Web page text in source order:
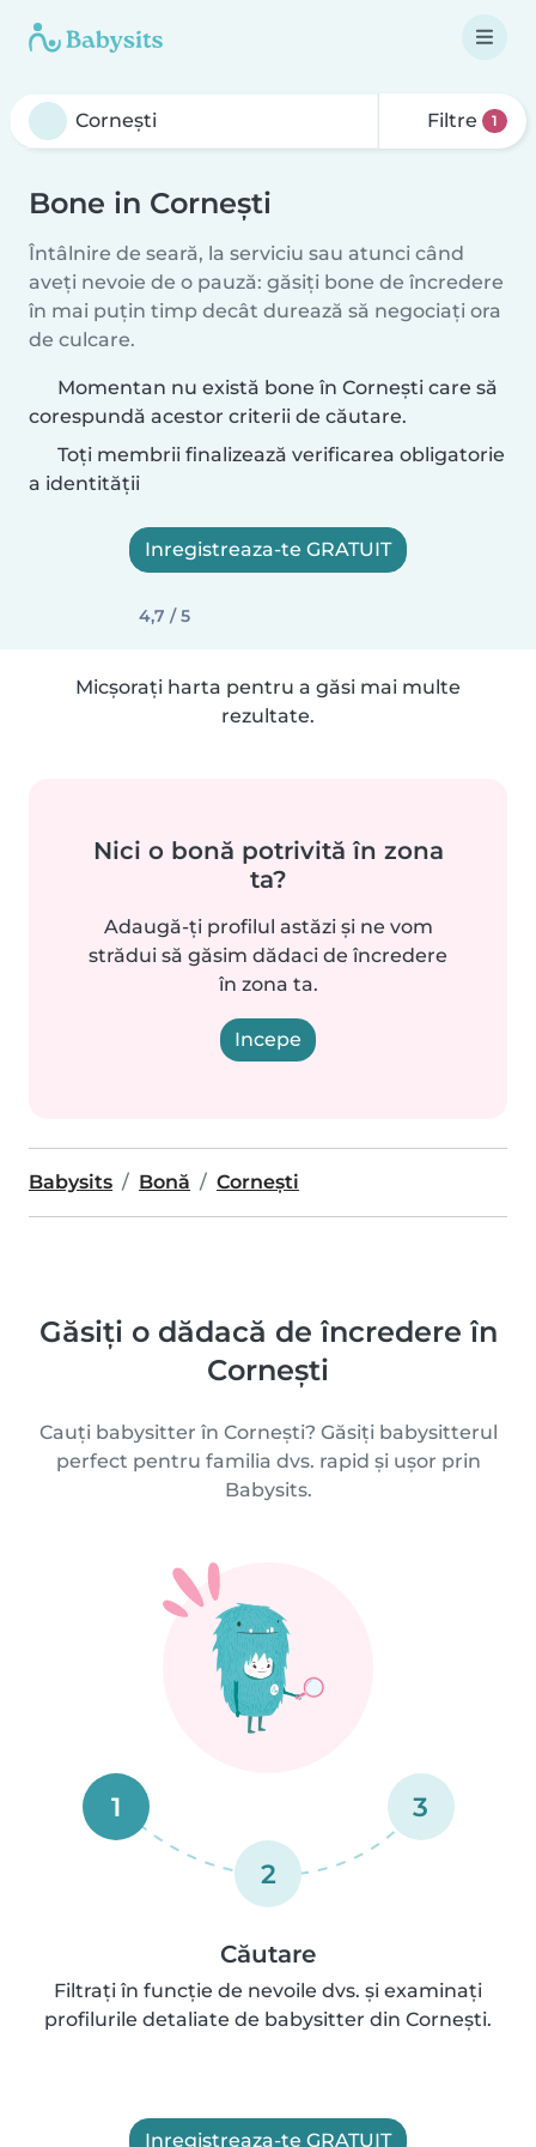
Filtre 1
Bone in Corneşti
Întâlnire de seară, la serviciu sau atunci când
aveți nevoie de o pauză: găsiți bone de încredere
în mai puțin timp decât durează să negociați ora
de culcare.
Momentan nu există bone în Corneşti care să
corespundă acestor criterii de căutare.
Toți membrii finalizează verificarea obligatorie
a identității
Inregistreaza-te GRATUIT
4,7 / 5
Micșorați harta pentru a găsi mai multe
rezultate.
Nici o bonă potrivită în zona
ta?
Adaugă-ți profilul astăzi și ne vom
strădui să găsim dădaci de încredere
în zona ta.
Incepe
Babysits Bonă Corneşti
Găsiți o dădacă de încredere în
Corneşti
Cauți babysitter în Corneşti? Găsiți babysitterul
perfect pentru familia dvs. rapid și ușor prin
Babysits.
1
2
3
Căutare
Filtrați în funcție de nevoile dvs. și examinați
profilurile detaliate de babysitter din Corneşti.
Inregistreaza-te GRATUIT